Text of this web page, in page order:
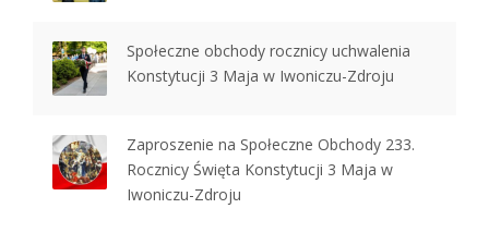
Społeczne obchody rocznicy uchwalenia
Konstytucji 3 Maja w Iwoniczu-Zdroju
Zaproszenie na Społeczne Obchody 233.
Rocznicy Święta Konstytucji 3 Maja w
Iwoniczu-Zdroju